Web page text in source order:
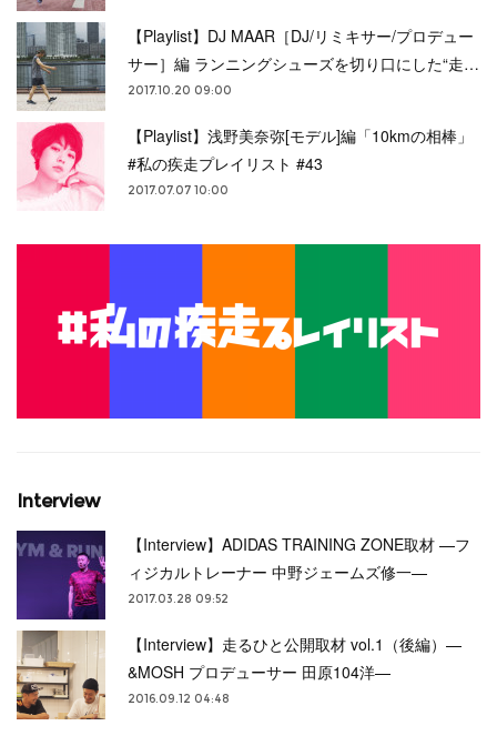
【Playlist】DJ MAAR［DJ/リミキサー/プロデュー
サー］編 ランニングシューズを切り口にした“走…
2017.10.20 09:00
【Playlist】浅野美奈弥[モデル]編「10kmの相棒」
#私の疾走プレイリスト #43
2017.07.07 10:00
Interview
【Interview】ADIDAS TRAINING ZONE取材 —フ
ィジカルトレーナー 中野ジェームズ修一—
2017.03.28 09:52
【Interview】走るひと公開取材 vol.1（後編）—
&MOSH プロデューサー 田原104洋—
2016.09.12 04:48